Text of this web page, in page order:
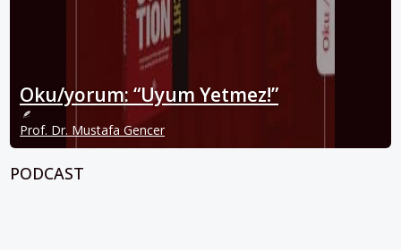
Oku/yorum: “Uyum Yetmez!”
Prof. Dr. Mustafa Gencer
PODCAST